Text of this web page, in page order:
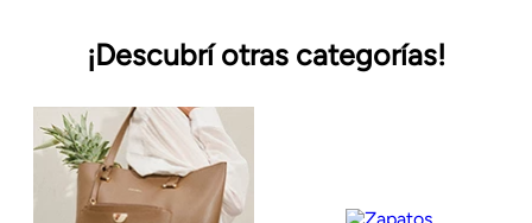
¡Descubrí otras categorías!